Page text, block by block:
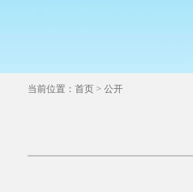
当前位置： 首页 > 公开